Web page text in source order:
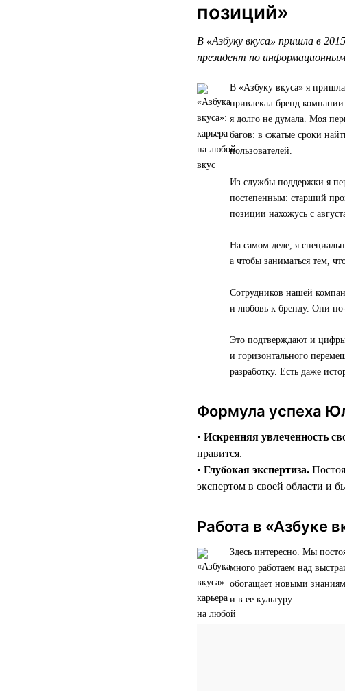
позиций»
В «Азбуку вкуса» пришла в
президент по
В «Азбуку вкуса» я
привлекал бренд
я долго не думала. Моя
багов: в сжатые сроки
пользователей.
Из службы поддержки я
постепенным: старший
позиции нахожусь с
На самом деле, я
а чтобы заниматься тем,
Сотрудников нашей
и любовь к бренду. Они
Это подтверждают и
и горизонтального
разработку. Есть даже
Формула успеха
• Искренняя увлеченность
нравится.
• Глубокая экспертиза.
экспертом в своей области и
Работа в «Азбуке
Здесь интересно. Мы
много работаем над
обогащает новыми
и в ее культуру.